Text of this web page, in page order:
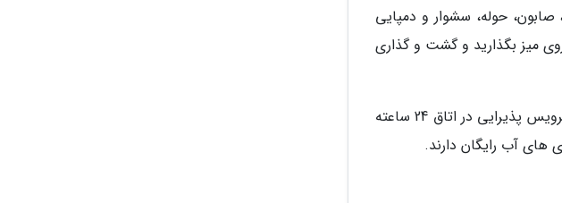
حوله، سشوار و دمپایی
میز بگذارید و گشت و گذاری
داخل اتاق ها گاوصندوق و یخچال کوچک نیز وجود دارد. نظافت هر روز انجام می گیرد و سرویس پذیرایی در اتاق 24 ساعته
های آب رایگان دارند.